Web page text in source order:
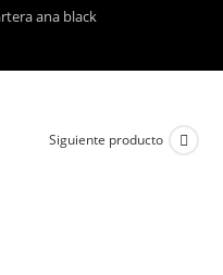
ana black
Siguiente producto